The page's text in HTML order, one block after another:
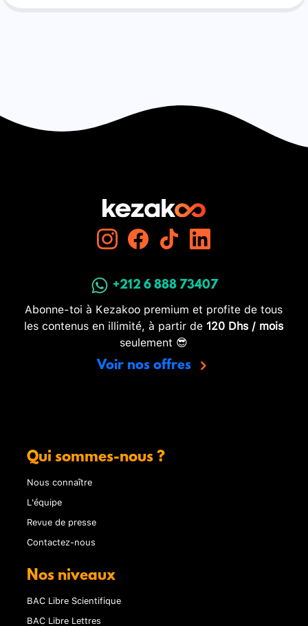
+212 6 888 73407
Abonne-toi à Kezakoo premium et profite de tous
les contenus en illimité, à partir de 120 Dhs / mois
seulement 😎
Voir nos offres
Qui sommes-nous ?
Nous connaître
L'équipe
Revue de presse
Contactez-nous
Nos niveaux
BAC Libre Scientifique
BAC Libre Lettres